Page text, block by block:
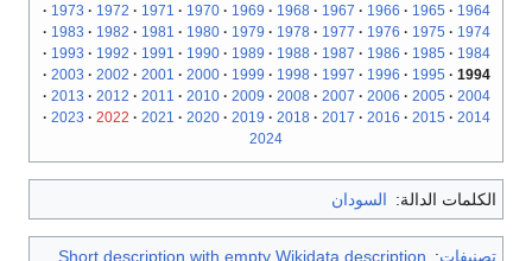
1964
1965
1966
1967
1968
1969
1970
1971
1972
1973
1974
1975
1976
1977
1978
1979
1980
1981
1982
1983
1984
1985
1986
1987
1988
1989
1990
1991
1992
1993
1994
1995
1996
1997
1998
1999
2000
2001
2002
2003
2004
2005
2006
2007
2008
2009
2010
2011
2012
2013
2014
2015
2016
2017
2018
2019
2020
2021
2022
2023
2024
الكلمات الدالة: السودان
تصنيفات:
Short description with empty Wikidata description